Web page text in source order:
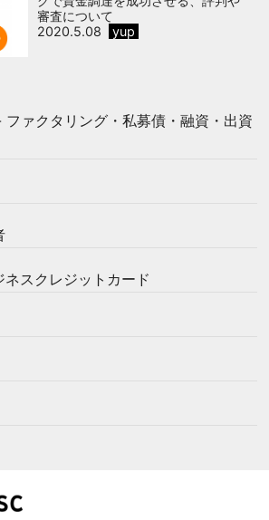
審査について
2020.5.08
yup
ァクタリング・私募債・融資・出資
スクレジットカード